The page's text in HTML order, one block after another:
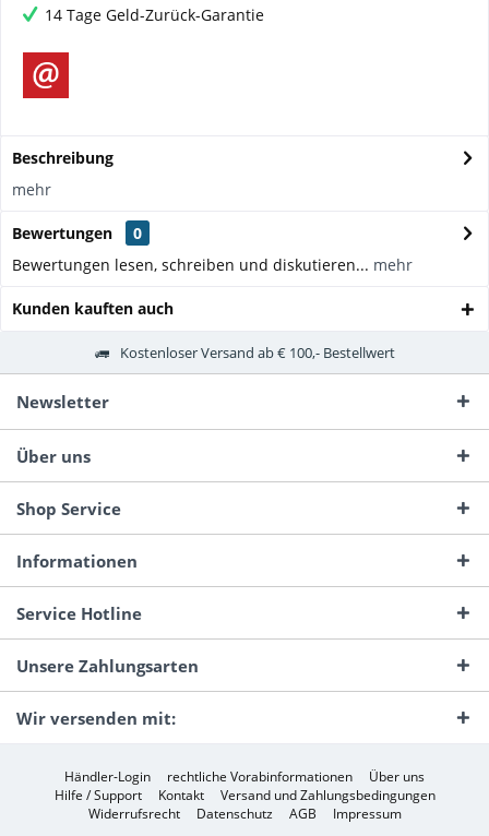
14 Tage Geld-Zurück-Garantie
Beschreibung
mehr
Bewertungen
0
Bewertungen lesen, schreiben und diskutieren... mehr
Kunden kauften auch
Kostenloser Versand ab € 100,- Bestellwert
Newsletter
Über uns
Shop Service
Informationen
Service Hotline
Unsere Zahlungsarten
Wir versenden mit:
Händler-Login rechtliche Vorabinformationen
Über uns
Hilfe / Support
Kontakt
Versand und Zahlungsbedingungen
Widerrufsrecht
Datenschutz AGB Impressum